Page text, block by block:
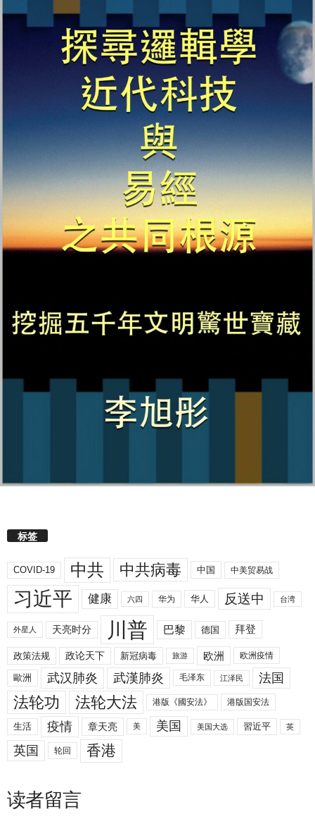
标签
COVID-19 中共 中共病毒 中国 中美贸易战
习近平 健康 六四 华为 华人 反送中 台湾
外星人 天亮时分 川普 巴黎 德国 拜登
政策法规 政论天下 新冠病毒 旅游 欧洲 欧洲疫情
歐洲 武汉肺炎 武漢肺炎 毛泽东 江泽民 法国
法轮功 法轮大法 港版《國安法》 港版国安法
生活 疫情 章天亮 美 美国 美国大选 習近平 英
英国 轮回 香港
读者留言